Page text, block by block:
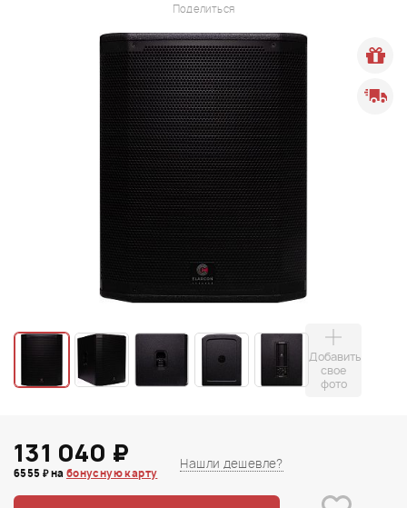
Поделиться
Добавить
свое
фото
131 040 ₽
6555 ₽ на бонусную карту
Нашли дешевле?